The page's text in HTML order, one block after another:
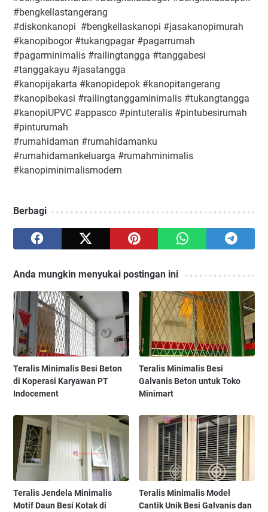
#bengkellastangerang
#diskonkanopi #bengkellaskanopi #jasakanopimurah
#kanopibogor #tukangpagar #pagarrumah
#pagarminimalis #railingtangga #tanggabesi
#tanggakayu #jasatangga
#kanopijakarta #kanopidepok #kanopitangerang
#kanopibekasi #railingtanggaminimalis #tukangtangga
#kanopiUPVC #appasco #pintuteralis #pintubesirumah
#pinturumah
#rumahidaman #rumahidamanku
#rumahidamankeluarga #rumahminimalis
#kanopiminimalismodern
Berbagi
Anda mungkin menyukai postingan ini
Teralis Minimalis Besi Beton
di Koperasi Karyawan PT
Indocement
Teralis Minimalis Besi
Galvanis Beton untuk Toko
Minimart
Teralis Jendela Minimalis
Motif Daun Besi Kotak di
Teralis Minimalis Model
Cantik Unik Besi Galvanis dan